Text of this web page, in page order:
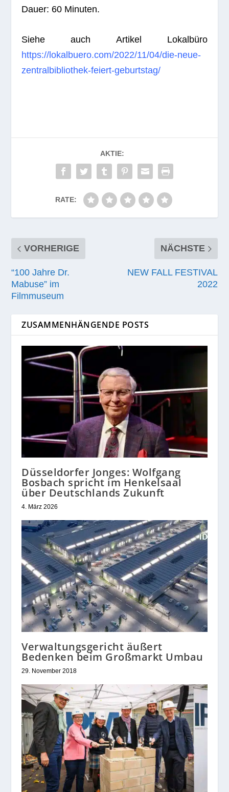
Dauer: 60 Minuten.
Siehe auch Arti­kel Lokal­büro
https://lokalbuero.com/2022/11/04/die-neue-
zentralbibliothek-feiert-geburtstag/
AKTIE:
RATE:
VORHERIGE
“100 Jahre Dr.
Mabuse” im
Filmmuseum
NÄCHSTE
NEW FALL FESTIVAL
2022
ZUSAMMENHÄNGENDE POSTS
Düsseldorfer Jonges: Wolfgang
Bosbach spricht im Henkelsaal
über Deutschlands Zukunft
4. März 2026
Verwaltungsgericht äußert
Bedenken beim Großmarkt Umbau
29. November 2018